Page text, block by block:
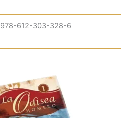
978-612-303-328-6